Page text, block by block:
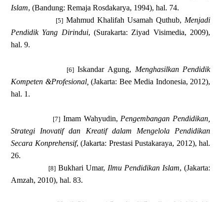
Islam, (Bandung: Remaja Rosdakarya, 1994), hal. 74.
[5]Mahmud Khalifah Usamah Quthub, Menjadi
Pendidik Yang Dirindui, (Surakarta: Ziyad Visimedia, 2009),
hal. 9.
[6]Iskandar Agung, Menghasilkan Pendidik
Kompeten &Profesional, (Jakarta: Bee Media Indonesia, 2012),
hal. 1.
[7] Imam Wahyudin, Pengembangan Pendidikan,
Strategi Inovatif dan Kreatif dalam Mengelola Pendidikan
Secara Konprehensif, (Jakarta: Prestasi Pustakaraya, 2012), hal.
26.
[8]Bukhari Umar, Ilmu Pendidikan Islam, (Jakarta:
Amzah, 2010), hal. 83.